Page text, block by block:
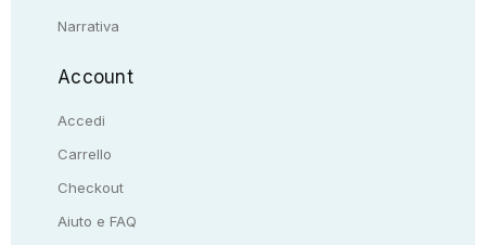
Narrativa
Account
Accedi
Carrello
Checkout
Aiuto e FAQ